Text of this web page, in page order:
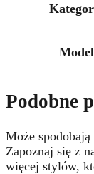
Model
Podobne
Może
Zapoznaj się z
więcej stylów,